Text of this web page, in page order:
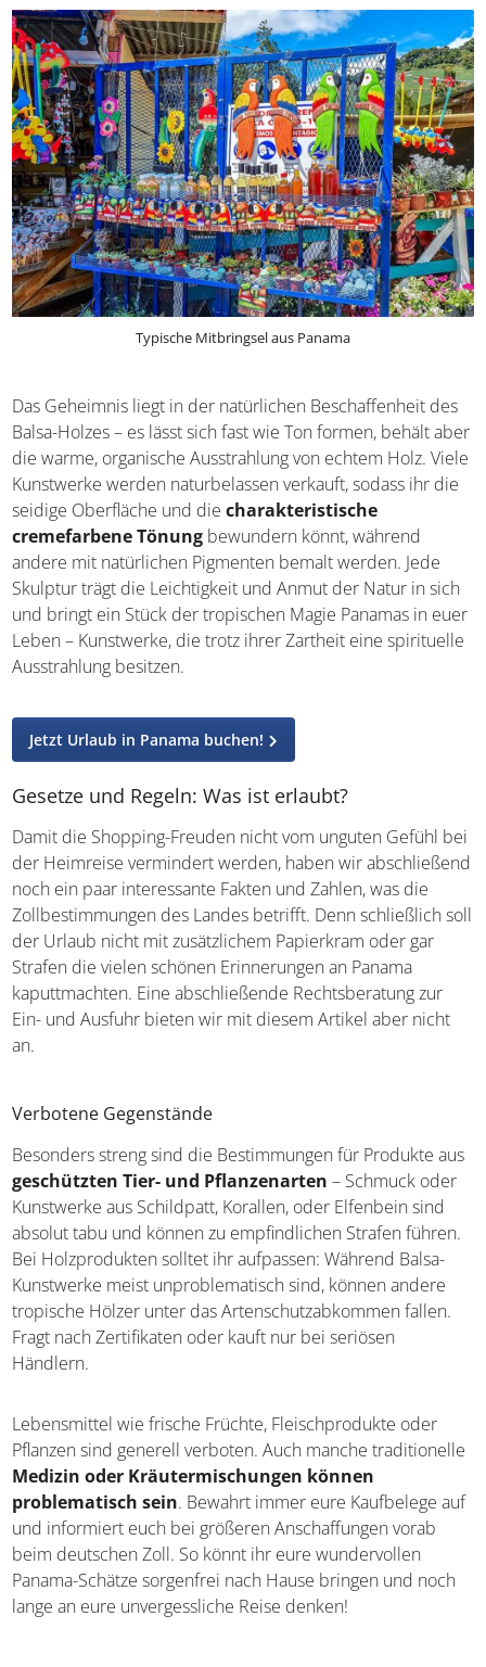
Kulturen und kleine Tierfiguren – von exotischen Tukanen
über Faultiere bis hin zu majestätischen Jaguaren.
Typische Mitbringsel aus Panama
Das Geheimnis liegt in der natürlichen Beschaffenheit
des Balsa-Holzes – es lässt sich fast wie Ton formen,
behält aber die warme, organische Ausstrahlung von
echtem Holz. Viele Kunstwerke werden naturbelassen
verkauft, sodass ihr die seidige Oberfläche und die
charakteristische cremefarbene Tönungbewundern
könnt, während andere mit natürlichen Pigmenten bemalt
werden. Jede Skulptur trägt die Leichtigkeit und Anmut
Magie Panamas in euer Leben – Kunstwerke, die trotz
ihrer Zartheit eine spirituelle Ausstrahlung besitzen.
Jetzt Urlaub in Panama buchen!
Gesetze und Regeln: Was ist erlaubt?
Damit die Shopping-Freuden nicht vom unguten Gefühl
bei der Heimreise vermindert werden, haben wir
abschließend noch ein paar interessante Fakten und
Zahlen, was die Zollbestimmungen des Landes betrifft.
Denn schließlich soll der Urlaub nicht mit zusätzlichem
Papierkram oder gar Strafen die vielen schönen
bieten wir mit diesem Artikel aber nicht an.
Verbotene Gegenstände
Besonders streng sind die Bestimmungen für Produkte
ausgeschützten Tier- und Pflanzenarten– Schmuck
oder Kunstwerke aus Schildpatt, Korallen, oder Elfenbein
sind absolut tabu und können zu empfindlichen Strafen
führen. Bei Holzprodukten solltet ihr aufpassen: Während
Balsa-Kunstwerke meist unproblematisch sind, können
Artenschutzabkommen fallen. Fragt nach Zertifikaten
oder kauft nur bei seriösen Händlern.
Lebensmittel wie frische Früchte, Fleischprodukte oder
Pflanzen sind generell verboten. Auch manche
traditionelleMedizin oder Kräutermischungen
können problematisch sein. Bewahrt immer eure
Kaufbelege auf und informiert euch bei größeren